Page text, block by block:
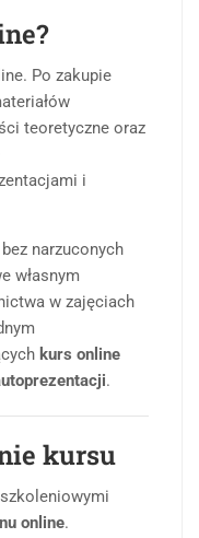
Po zakupie
teoretyczne oraz
i
narzuconych
własnym
w zajęciach
kurs online
.
kursu
online.